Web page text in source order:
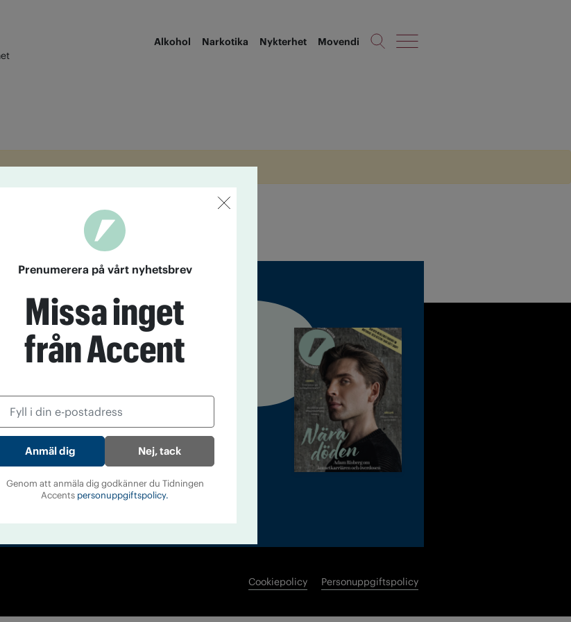
Alkohol Narkotika Nykterhet Movendi
nykterhet
116 33 Stockholm
Janson Lundkvist,
Cookiepolicy Personuppgiftspolicy
Prenumerera på vårt nyhetsbrev
Missa inget
från Accent
Nej, tack
Genom att anmäla dig godkänner du Tidningen
Accents personuppgiftspolicy.